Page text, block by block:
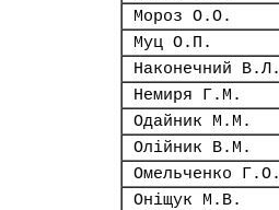
Мороз О.О.
Муц О.П.
Наконечний В.Л.
Немиря Г.М.
Одайник М.М.
Олійник В.М.
Омельченко Г.О.
Оніщук М.В.